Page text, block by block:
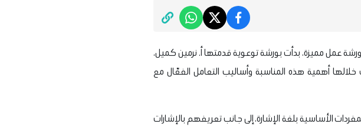
عمل مميزة، بدأت بورشة توعوية قدمتها أ. نرمين كميل،
أهمية هذه المناسبة وأساليب التعامل الفعّال مع
الأساسية بلغة الإشارة، إلى جانب تعريفهم بالإشارات